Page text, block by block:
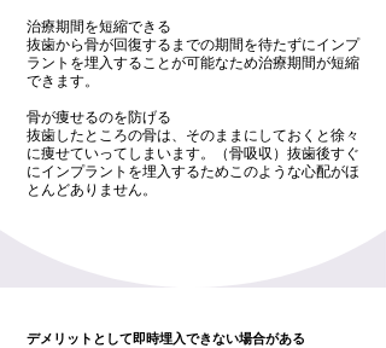
治療期間を短縮できる
抜歯から骨が回復するまでの期間を待たずにインプ
ラントを埋入することが可能なため治療期間が短縮
できます。
骨が痩せるのを防げる
抜歯したところの骨は、そのままにしておくと徐々
に痩せていってしまいます。（骨吸収）抜歯後すぐ
にインプラントを埋入するためこのような心配がほ
とんどありません。
デメリットとして即時埋入できない場合がある